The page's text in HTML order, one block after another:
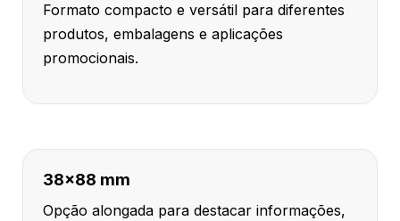
Formato compacto e versátil para diferentes
produtos, embalagens e aplicações
promocionais.
38x88 mm
Opção alongada para destacar informações,